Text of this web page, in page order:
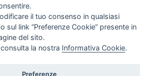
il tuo consenso in qualsiasi
sul link “Preferenze Cookie” presente in
del sito.
la nostra Informativa Cookie.
Preferenze